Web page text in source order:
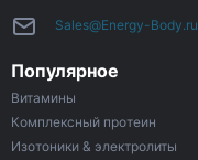
Sales@Energy-Body.ru
Популярное
Витамины
Комплексный протеин
Изотоники & электролиты